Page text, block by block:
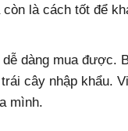
là cách tốt để
dàng mua được.
cây nhập khẩu.
mình.